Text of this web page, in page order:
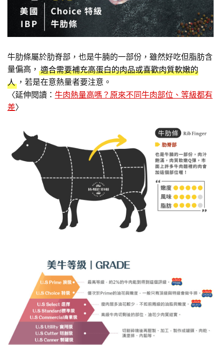
牛肋條屬於肋脊部，也是牛腩的一部份，雖然好吃但脂肪含
量偏高， 適合需要補充高蛋白的肉品或喜歡肉質軟嫩的
人 ，若是在意熱量者要注意。
〈延伸閱讀： 牛肉熱量高嗎？原來不同牛肉部位、等級都有
差〉